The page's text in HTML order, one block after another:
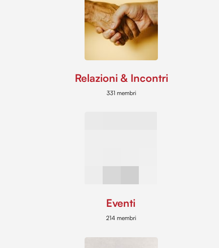
Relazioni & Incontri
331 membri
Eventi
214 membri